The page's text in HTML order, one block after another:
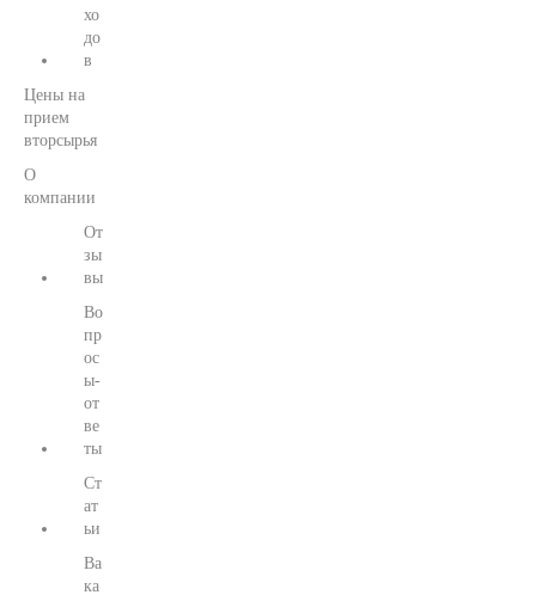
хо
до
в
Цены на
прием
вторсырья
О
компании
От
зы
вы
Во
пр
ос
ы-
от
ве
ты
Ст
ат
ьи
Ва
ка